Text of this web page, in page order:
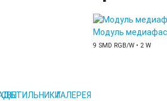
Модуль
9 SMD RGB/W • 2 W
СВЕТИЛЬНИКИГАЛЕРЕЯ